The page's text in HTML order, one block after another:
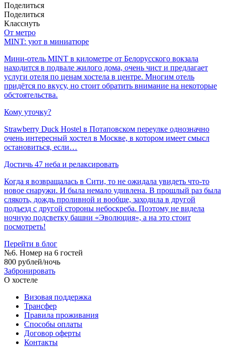
Поделиться
Поделиться
Класснуть
От метро
MINT: уют в миниатюре
Мини-отель MINT в километре от Белорусского вокзала
находится в подвале жилого дома, очень чист и предлагает
услуги отеля по ценам хостела в центре. Многим отель
придётся по вкусу, но стоит обратить внимание на некоторые
обстоятельства.
Кому уточку?
Strawberry Duck Hostel в Потаповском переулке однозначно
очень интересный хостел в Москве, в котором имеет смысл
остановиться, если…
Достичь 47 неба и релаксировать
Когда я возвращалась в Сити, то не ожидала увидеть что-то
новое снаружи. И была немало удивлена. В прошлый раз была
слякоть, дождь проливной и вообще, заходила в другой
подъезд с другой стороны небоскреба. Поэтому не видела
ночную подсветку башни «Эволюция», а на это стоит
посмотреть!
Перейти в блог
№6. Номер на 6 гостей
800 рублей/ночь
Забронировать
О хостеле
Визовая поддержка
Трансфер
Правила проживания
Способы оплаты
Договор оферты
Контакты